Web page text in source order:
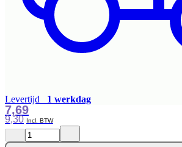
Levertijd 1 werkdag
9,30
7,69